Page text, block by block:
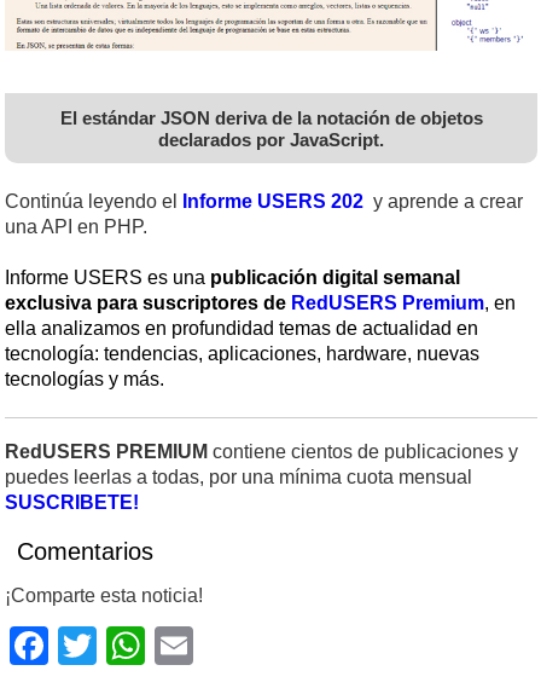
El estándar JSON deriva de la notación de objetos
declarados por JavaScript.
Continúa leyendo el Informe USERS 202 y aprende a crear
una API en PHP.
Informe USERS es una publicación digital semanal
exclusiva para suscriptores de RedUSERS Premium, en
ella analizamos en profundidad temas de actualidad en
tecnología: tendencias, aplicaciones, hardware, nuevas
tecnologías y más.
RedUSERS PREMIUM contiene cientos de publicaciones y
puedes leerlas a todas, por una mínima cuota mensual
SUSCRIBETE!
Comentarios
¡Comparte esta noticia!
Facebook
TwitterWhatsApp